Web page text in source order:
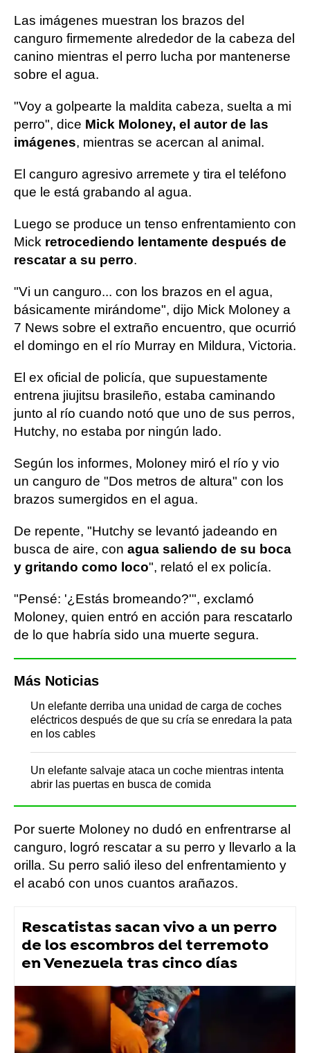
Las imágenes muestran los brazos del
canguro firmemente alrededor de la cabeza del
canino mientras el perro lucha por mantenerse
sobre el agua.
"Voy a golpearte la maldita cabeza, suelta a mi
perro", dice Mick Moloney, el autor de las
imágenes, mientras se acercan al animal.
El canguro agresivo arremete y tira el teléfono
que le está grabando al agua.
Luego se produce un tenso enfrentamiento con
Mick retrocediendo lentamente después de
rescatar a su perro.
"Vi un canguro... con los brazos en el agua,
básicamente mirándome", dijo Mick Moloney a
7 News sobre el extraño encuentro, que ocurrió
el domingo en el río Murray en Mildura, Victoria.
El ex oficial de policía, que supuestamente
entrena jiujitsu brasileño, estaba caminando
junto al río cuando notó que uno de sus perros,
Hutchy, no estaba por ningún lado.
Según los informes, Moloney miró el río y vio
un canguro de "Dos metros de altura" con los
brazos sumergidos en el agua.
De repente, "Hutchy se levantó jadeando en
busca de aire, con agua saliendo de su boca
y gritando como loco", relató el ex policía.
"Pensé: '¿Estás bromeando?'", exclamó
Moloney, quien entró en acción para rescatarlo
de lo que habría sido una muerte segura.
Más Noticias
Un elefante derriba una unidad de carga de coches
eléctricos después de que su cría se enredara la pata
en los cables
Un elefante salvaje ataca un coche mientras intenta
abrir las puertas en busca de comida
Por suerte Moloney no dudó en enfrentrarse al
canguro, logró rescatar a su perro y llevarlo a la
orilla. Su perro salió ileso del enfrentamiento y
el acabó con unos cuantos arañazos.
Rescatistas sacan vivo a un perro
de los escombros del terremoto
en Venezuela tras cinco días
Flooxer Now » Animales
Mascotas perros